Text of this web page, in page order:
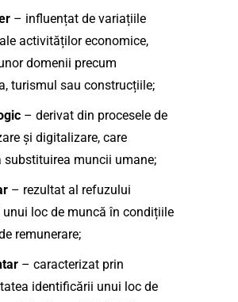
– influențat de variațiile
activităților economice,
domenii precum
turismul sau construcțiile;
– derivat din procesele de
și digitalizare, care
substituirea muncii umane;
– rezultat al refuzului
loc de muncă în condițiile
remunerare;
– caracterizat prin
identificării unui loc de